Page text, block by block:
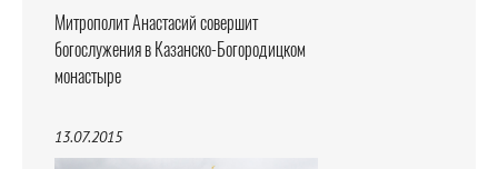
Митрополит Анастасий совершит
богослужения в Казанско-Богородицком
монастыре
13.07.2015